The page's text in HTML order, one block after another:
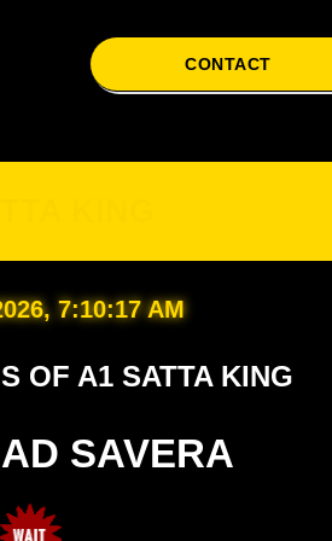
CONTACT
A1
7:10:18 AM
OF A1 SATTA KING
SAVERA